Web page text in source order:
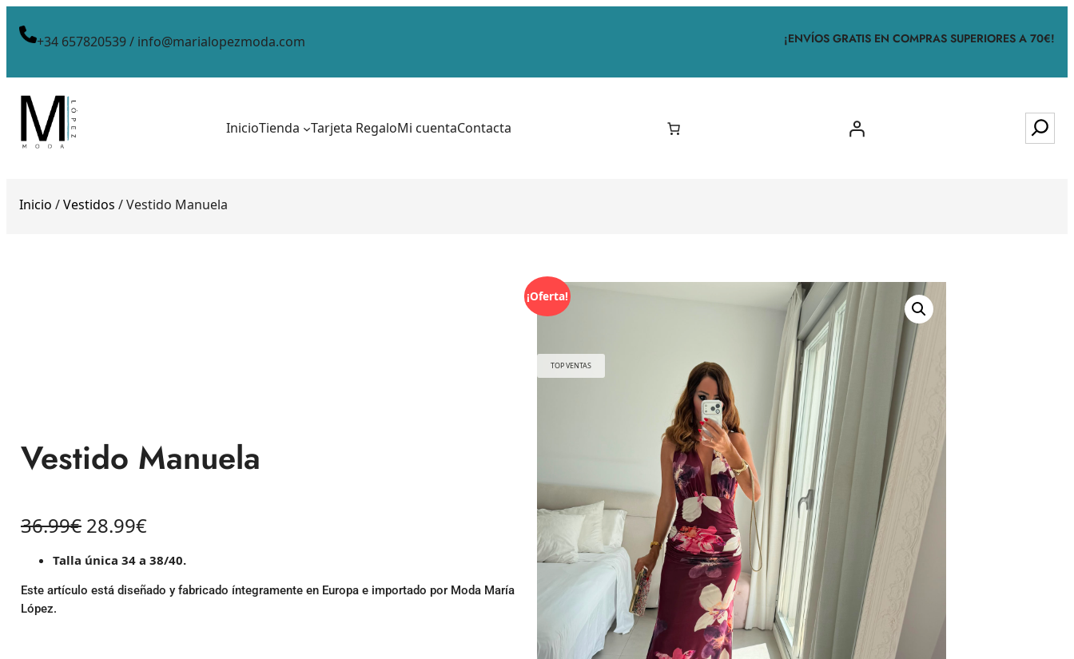
+34 657820539 / info@marialopezmoda.com ¡ENVÍOS GRATIS EN COMPRAS SUPERIORES A 70€!
InicioTienda Tarjeta RegaloMi cuentaContacta
Inicio /Vestidos / Vestido Manuela
Vestido Manuela
36.99€ 28.99€
Talla única 34 a 38/40.
Este artículo está diseñado y fabricado íntegramente en Europa e importado por Moda María
López.
TOP VENTAS
¡Oferta!